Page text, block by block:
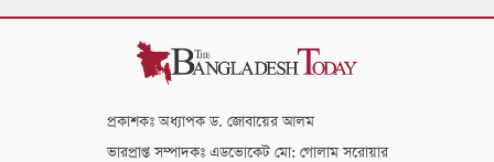
প্রকাশকঃ অধ্যাপক ড. জোবায়ের আলম
ভারপ্রাপ্ত সম্পাদকঃ এডভোকেট মো: গোলাম সরোয়ার